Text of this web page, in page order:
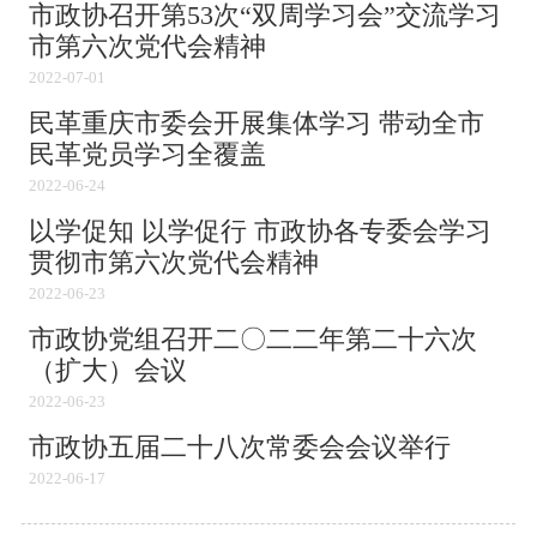
市政协召开第53次“双周学习会”交流学习
市第六次党代会精神
2022-07-01
民革重庆市委会开展集体学习 带动全市
民革党员学习全覆盖
2022-06-24
以学促知 以学促行 市政协各专委会学习
贯彻市第六次党代会精神
2022-06-23
市政协党组召开二〇二二年第二十六次
（扩大）会议
2022-06-23
市政协五届二十八次常委会会议举行
2022-06-17